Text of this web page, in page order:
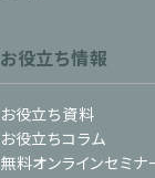
お役立ち情報
お役立ち資料
お役立ちコラム
無料オンラインセミナ